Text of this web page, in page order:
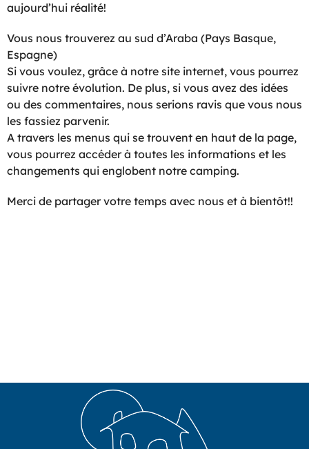
aujourd’hui réalité!
Vous nous trouverez au sud d’Araba (Pays Basque,
Espagne)
Si vous voulez, grâce à notre site internet, vous pourrez
suivre notre évolution. De plus, si vous avez des idées
ou des commentaires, nous serions ravis que vous nous
les fassiez parvenir.
A travers les menus qui se trouvent en haut de la page,
vous pourrez accéder à toutes les informations et les
changements qui englobent notre camping.
Merci de partager votre temps avec nous et à bientôt!!